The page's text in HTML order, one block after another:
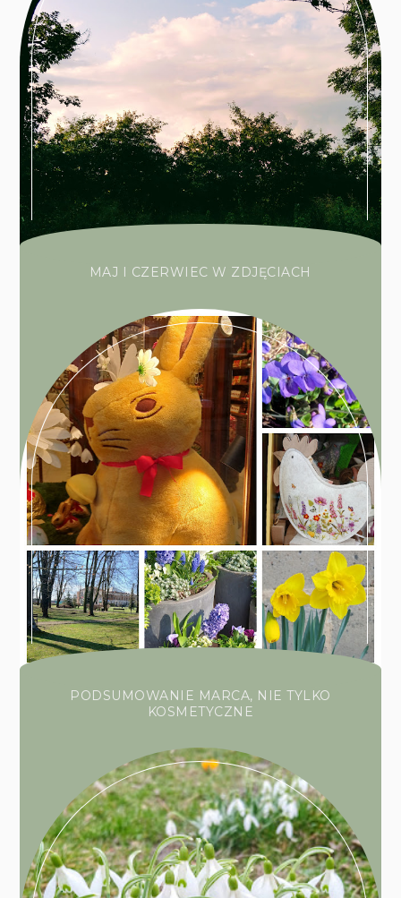
MAJ I CZERWIEC W ZDJĘCIACH
PODSUMOWANIE MARCA, NIE TYLKO
KOSMETYCZNE